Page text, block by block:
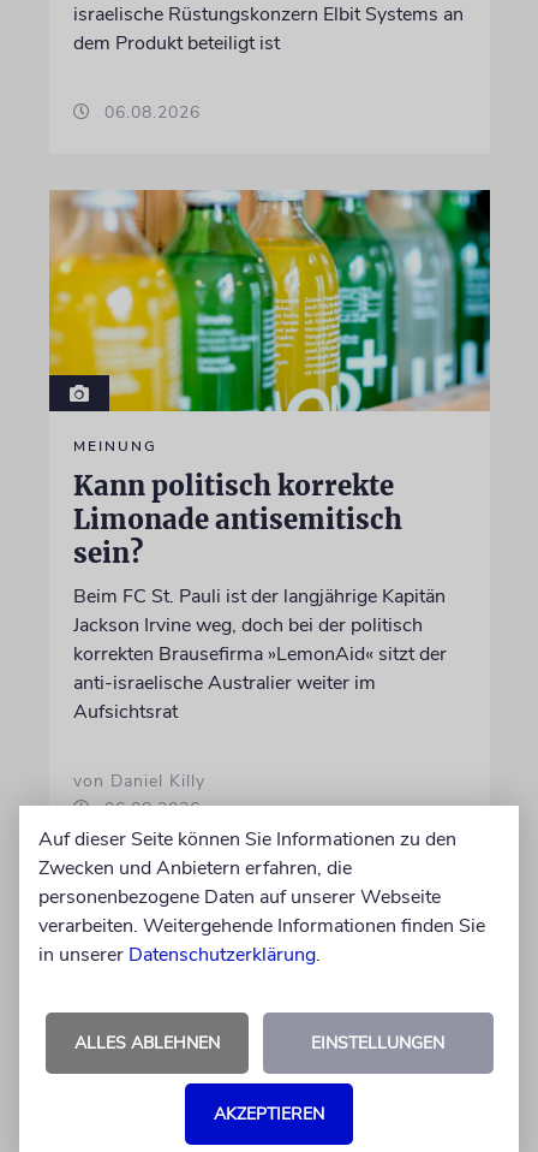
israelische Rüstungskonzern Elbit Systems an
dem Produkt beteiligt ist
06.08.2026
MEINUNG
Kann politisch korrekte
Limonade antisemitisch
sein?
Beim FC St. Pauli ist der langjährige Kapitän
Jackson Irvine weg, doch bei der politisch
korrekten Brausefirma »LemonAid« sitzt der
anti-israelische Australier weiter im
Aufsichtsrat
von Daniel Killy
06.08.2026
Auf dieser Seite können Sie Informationen zu den
Zwecken und Anbietern erfahren, die
personenbezogene Daten auf unserer Webseite
verarbeiten. Weitergehende Informationen finden Sie
in unserer Datenschutzerklärung.
ALLES ABLEHNEN EINSTELLUNGEN
AKZEPTIEREN